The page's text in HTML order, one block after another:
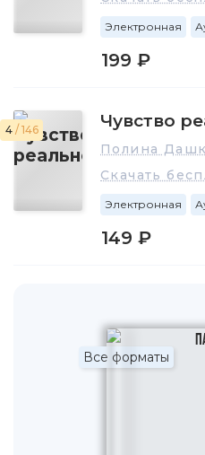
Электронная
199 ₽
4 / 146 Чувство
Полина
Скачать
Электронная
149 ₽
Все форматы